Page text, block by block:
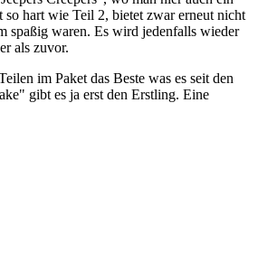
hart wie Teil 2, bietet zwar erneut nicht
spaßig waren. Es wird jedenfalls wieder
als zuvor.
im Paket das Beste was es seit den
gibt es ja erst den Erstling. Eine